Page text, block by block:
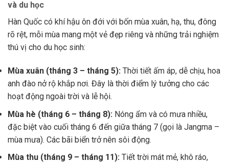
và du học
Hàn Quốc có khí hậu ôn đới với bốn mùa xuân, hạ, thu, đông
rõ rệt, mỗi mùa mang một vẻ đẹp riêng và những trải nghiệm
thú vị cho du học sinh:
Mùa xuân (tháng 3 – tháng 5): Thời tiết ấm áp, dễ chịu, hoa
anh đào nở rộ khắp nơi. Đây là thời điểm lý tưởng cho các
hoạt động ngoài trời và lễ hội.
Mùa hè (tháng 6 – tháng 8): Nóng ẩm và có mưa nhiều,
đặc biệt vào cuối tháng 6 đến giữa tháng 7 (gọi là Jangma –
mùa mưa). Các bãi biển trở nên sôi động.
Mùa thu (tháng 9 – tháng 11): Tiết trời mát mẻ, khô ráo,